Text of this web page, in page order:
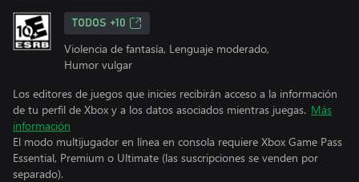
TODOS +10
Violencia de fantasía, Lenguaje moderado,
Humor vulgar
Los editores de juegos que inicies recibirán acceso a la información
de tu perfil de Xbox y a los datos asociados mientras juegas. Más
información
El modo multijugador en línea en consola requiere Xbox Game Pass
Essential, Premium o Ultimate (las suscripciones se venden por
separado).